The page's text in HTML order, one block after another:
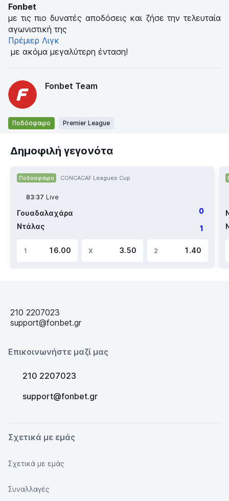
Fonbet
με τις πιο δυνατές αποδόσεις και ζήσε την τελευταία
αγωνιστική της
Πρέμιερ Λιγκ
με ακόμα μεγαλύτερη ένταση!
Fonbet Team
Ποδόσφαιρο Premier League
Δημοφιλή γεγονότα
Ποδόσφαιρο CONCACAF Leagues Cup
83:37 Live
Γουαδαλαχάρα
Ντάλας
0
1
1 16.00 X 3.50 2 1.40
210 2207023
support@fonbet.gr
Επικοινωνήστε μαζί μας
210 2207023
support@fonbet.gr
Σχετικά με εμάς
Σχετικά με εμάς
Συναλλαγές